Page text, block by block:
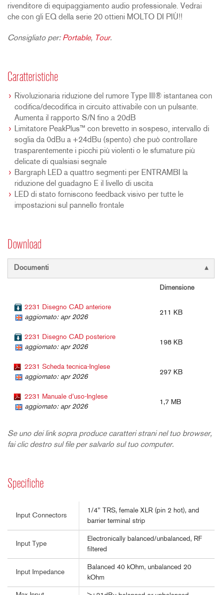
rivenditore di equipaggiamento audio professionale. Vedrai
che con gli EQ della serie 20 ottieni MOLTO DI PIÙ!!
Consigliato per: Portable, Tour.
Caratteristiche
Rivoluzionaria riduzione del rumore Type III® istantanea con
codifica/decodifica in circuito attivabile con un pulsante.
Aumenta il rapporto S/N fino a 20dB
Limitatore PeakPlus™ con brevetto in sospeso, intervallo di
soglia da 0dBu a +24dBu (spento) che può controllare
trasparentemente i picchi più violenti o le sfumature più
delicate di qualsiasi segnale
Bargraph LED a quattro segmenti per ENTRAMBI la
riduzione del guadagno E il livello di uscita
LED di stato forniscono feedback visivo per tutte le
impostazioni sul pannello frontale
Download
Documenti
Dimensione
2231 Disegno CAD anteriore
aggiornato: apr 2026
211 KB
2231 Disegno CAD posteriore
aggiornato: apr 2026
198 KB
2231 Scheda tecnica-Inglese
aggiornato: apr 2026
297 KB
2231 Manuale d'uso-Inglese
aggiornato: apr 2026
1,7 MB
Se uno dei link sopra produce caratteri strani nel tuo browser,
fai clic destro sul file per salvarlo sul tuo computer.
Specifiche
Input Connectors
1/4" TRS, female XLR (pin 2 hot), and
barrier terminal strip
Input Type
Electronically balanced/unbalanced, RF
filtered
Input Impedance
Balanced 40 kOhm, unbalanced 20
kOhm